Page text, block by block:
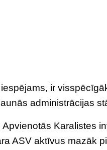
ir
administrācijas
Karalistes
ASV aktīvus mazāk